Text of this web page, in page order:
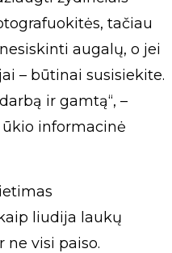
tačiau
augalų, o jei
– būtinai susisiekite.
ir gamtą“, –
ūkio informacinė
liudija laukų
ne visi paiso.